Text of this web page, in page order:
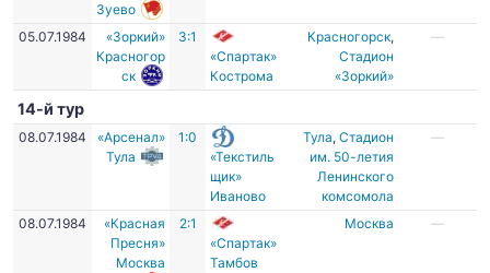
Зуево
05.07.1984
«Зоркий»
Красногор
ск
3:1
«Спартак»
Кострома
Красногорск,
Стадион
«Зоркий»
—
14-й тур
08.07.1984
«Арсенал»
Тула
1:0
«Текстиль
щик»
Иваново
Тула,Стадион
им. 50-летия
Ленинского
комсомола
—
08.07.1984
«Красная
Пресня»
Москва
2:1
«Спартак»
Тамбов
Москва —